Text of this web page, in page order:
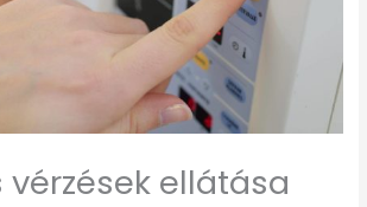
vérzések ellátása